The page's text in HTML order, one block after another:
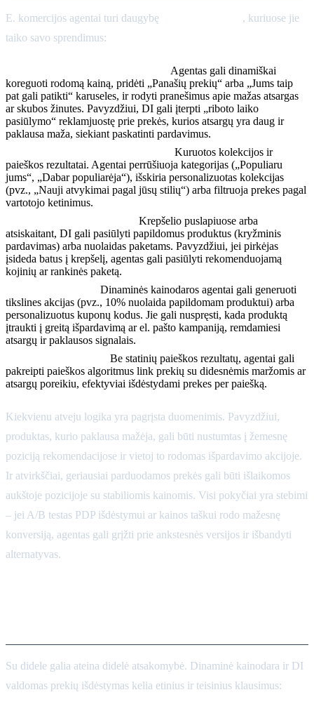
E. komercijos agentai turi daugybę
, kuriuose jie
taiko savo sprendimus:
Agentas gali dinamiškai
koreguoti rodomą kainą, pridėti „Panašių prekių“ arba „Jums taip
pat gali patikti“ karuseles, ir rodyti pranešimus apie mažas atsargas
ar skubos žinutes. Pavyzdžiui, DI gali įterpti „riboto laiko
pasiūlymo“ reklamjuostę prie prekės, kurios atsargų yra daug ir
paklausa maža, siekiant paskatinti pardavimus.
Kuruotos kolekcijos ir
paieškos rezultatai. Agentai perrūšiuoja kategorijas („Populiaru
jums“, „Dabar populiarėja“), išskiria personalizuotas kolekcijas
(pvz., „Nauji atvykimai pagal jūsų stilių“) arba filtruoja prekes pagal
vartotojo ketinimus.
Krepšelio puslapiuose arba
atsiskaitant, DI gali pasiūlyti papildomus produktus (kryžminis
pardavimas) arba nuolaidas paketams. Pavyzdžiui, jei pirkėjas
įsideda batus į krepšelį, agentas gali pasiūlyti rekomenduojamą
kojinių ar rankinės paketą.
Dinaminės kainodaros agentai gali generuoti
tikslines akcijas (pvz., 10% nuolaida papildomam produktui) arba
personalizuotus kuponų kodus. Jie gali nuspręsti, kada produktą
įtraukti į greitą išpardavimą ar el. pašto kampaniją, remdamiesi
atsargų ir paklausos signalais.
Be statinių paieškos rezultatų, agentai gali
pakreipti paieškos algoritmus link prekių su didesnėmis maržomis ar
atsargų poreikiu, efektyviai išdėstydami prekes per paiešką.
Kiekvienu atveju logika yra pagrįsta duomenimis. Pavyzdžiui,
produktas, kurio paklausa mažėja, gali būti nustumtas į žemesnę
poziciją rekomendacijose ir vietoj to rodomas išpardavimo akcijoje.
Ir atvirkščiai, geriausiai parduodamos prekės gali būti išlaikomos
aukštoje pozicijoje su stabiliomis kainomis. Visi pokyčiai yra stebimi
– jei A/B testas PDP išdėstymui ar kainos taškui rodo mažesnę
konversiją, agentas gali grįžti prie ankstesnės versijos ir išbandyti
alternatyvas.
Su didele galia ateina didelė atsakomybė. Dinaminė kainodara ir DI
valdomas prekių išdėstymas kelia etinius ir teisinius klausimus: